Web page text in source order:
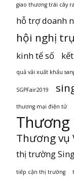
giao thương trái cây
hỗ trợ doanh
hội nghị
kinh tế số
quả vải xuất khẩu
SGPFair2019
thương mại điện tử
Thương
Thương vụ
thị trường
tiếp cận thị trường